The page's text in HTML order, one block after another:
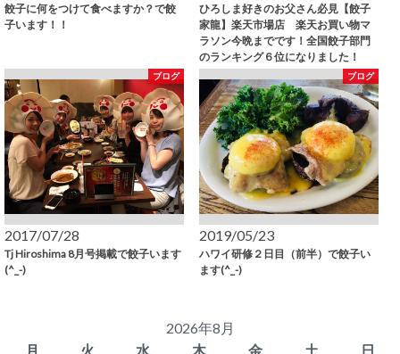
餃子に何をつけて食べますか？で餃
子います！！
ひろしま好きのお父さん必見【餃子
家龍】楽天市場店 楽天お買い物マ
ラソン今晩までです！全国餃子部門
のランキング６位になりました！
ブログ
2017/07/28
Tj Hiroshima 8月号掲載で餃子います
(^_-)
ブログ
2019/05/23
ハワイ研修２日目（前半）で餃子い
ます(^_-)
2026年8月
月
火 水 木 金 土 日